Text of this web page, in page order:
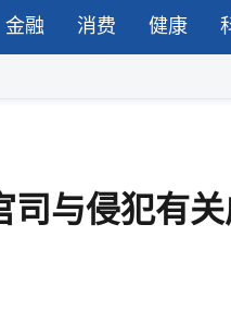
金融 消费 健康
与侵犯有